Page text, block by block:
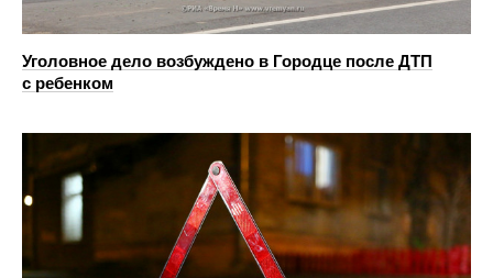
Уголовное дело возбуждено в Городце после ДТП
с ребенком